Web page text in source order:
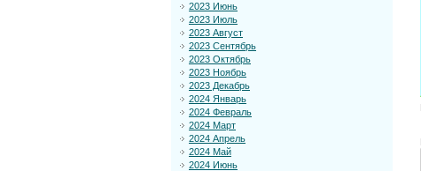
2023 Июнь
2023 Июль
2023 Август
2023 Сентябрь
2023 Октябрь
2023 Ноябрь
2023 Декабрь
2024 Январь
2024 Февраль
2024 Март
2024 Апрель
2024 Май
2024 Июнь